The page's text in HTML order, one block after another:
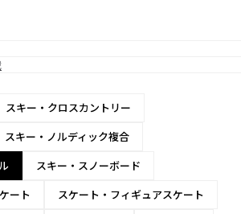
スキー・クロスカントリー
スキー・ノルディック複合
スキー・スノーボード
ート
スケート・フィギュアスケート